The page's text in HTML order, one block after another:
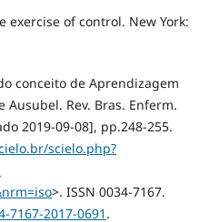
exercise of control. New York:
conceito de Aprendizagem
Rev. Bras. Enferm.
2019-09-08], pp.248-255.
scielo.php?
>. ISSN 0034-7167.
2017-0691 .